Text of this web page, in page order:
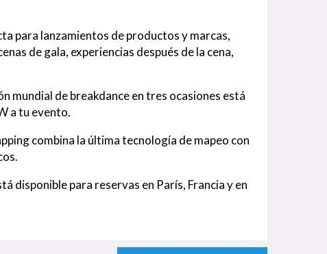
para lanzamientos de productos y marcas,
de gala, experiencias después de la cena,
mundial de breakdance en tres ocasiones está
a tu evento.
combina la última tecnología de mapeo con
disponible para reservas en París, Francia y en